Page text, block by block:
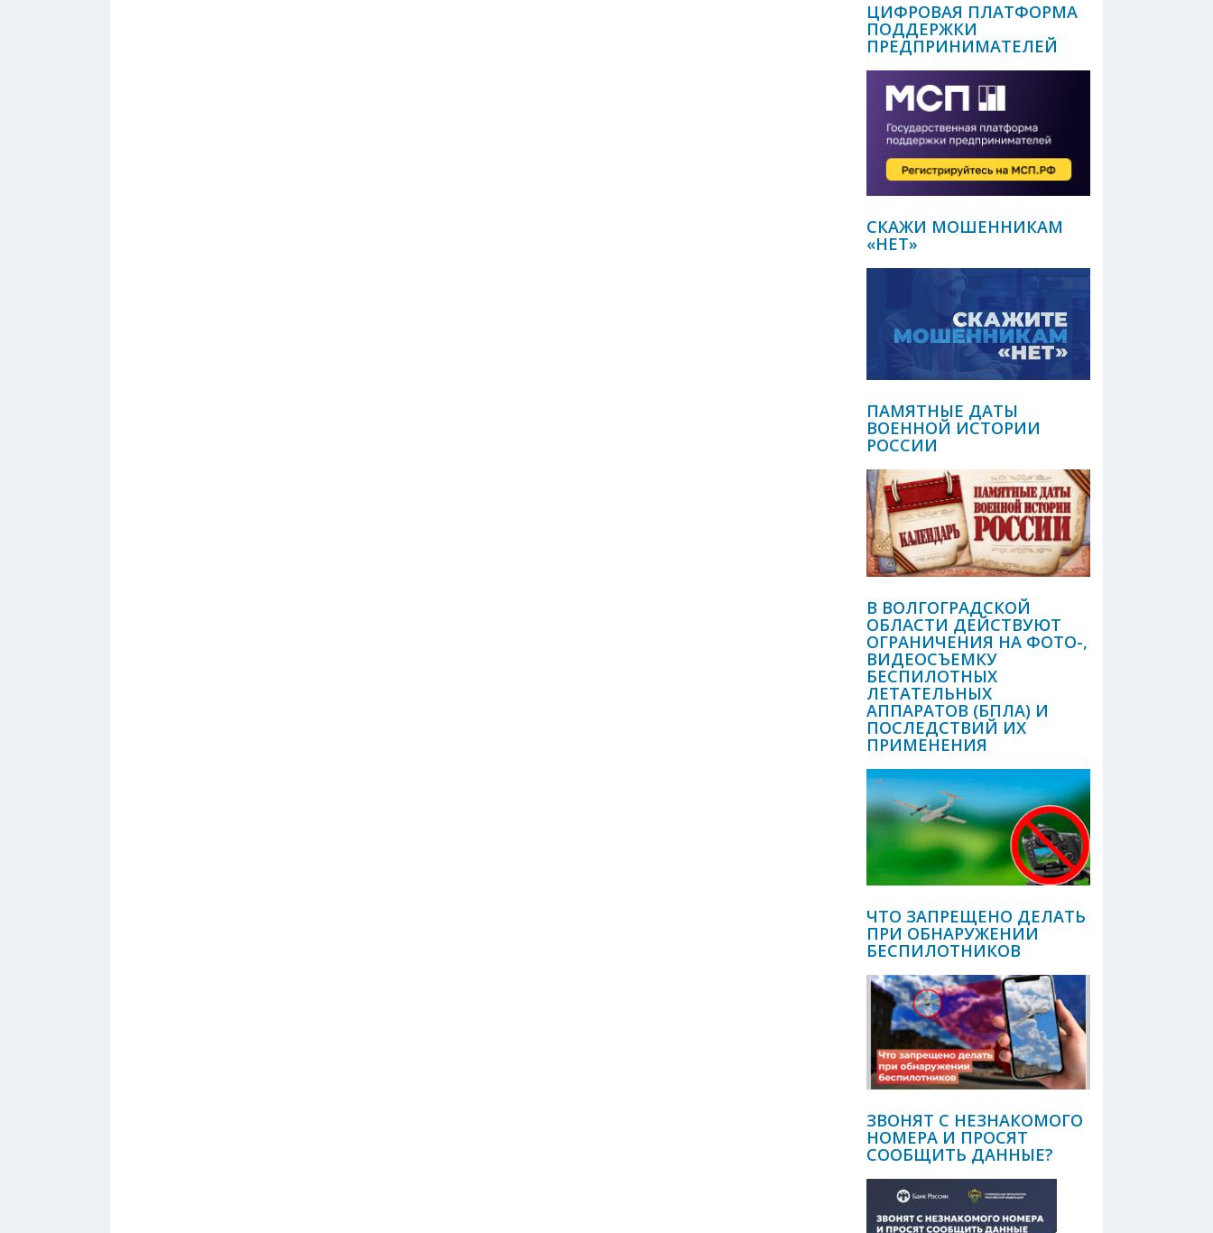
ЦИФРОВАЯ ПЛАТФОРМА
ПОДДЕРЖКИ
ПРЕДПРИНИМАТЕЛЕЙ
СКАЖИ МОШЕННИКАМ
«НЕТ»
ПАМЯТНЫЕ ДАТЫ
ВОЕННОЙ ИСТОРИИ
РОССИИ
В ВОЛГОГРАДСКОЙ
ОБЛАСТИ ДЕЙСТВУЮТ
ОГРАНИЧЕНИЯ НА ФОТО-,
ВИДЕОСЪЕМКУ
БЕСПИЛОТНЫХ
ЛЕТАТЕЛЬНЫХ
АППАРАТОВ (БПЛА) И
ПОСЛЕДСТВИЙ ИХ
ПРИМЕНЕНИЯ
ЧТО ЗАПРЕЩЕНО ДЕЛАТЬ
ПРИ ОБНАРУЖЕНИИ
БЕСПИЛОТНИКОВ
ЗВОНЯТ С НЕЗНАКОМОГО
НОМЕРА И ПРОСЯТ
СООБЩИТЬ ДАННЫЕ?